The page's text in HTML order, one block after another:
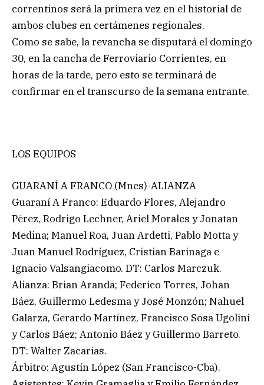
correntinos será la primera vez en el historial de
ambos clubes en certámenes regionales.
Como se sabe, la revancha se disputará el domingo
30, en la cancha de Ferroviario Corrientes, en
horas de la tarde, pero esto se terminará de
confirmar en el transcurso de la semana entrante.
LOS EQUIPOS
GUARANÍ A FRANCO (Mnes)-ALIANZA
Guaraní A Franco: Eduardo Flores, Alejandro
Pérez, Rodrigo Lechner, Ariel Morales y Jonatan
Medina; Manuel Roa, Juan Ardetti, Pablo Motta y
Juan Manuel Rodríguez, Cristian Barinaga e
Ignacio Valsangiacomo. DT: Carlos Marczuk.
Alianza: Brian Aranda; Federico Torres, Johan
Báez, Guillermo Ledesma y José Monzón; Nahuel
Galarza, Gerardo Martínez, Francisco Sosa Ugolini
y Carlos Báez; Antonio Báez y Guillermo Barreto.
DT: Walter Zacarías.
Árbitro: Agustín López (San Francisco-Cba).